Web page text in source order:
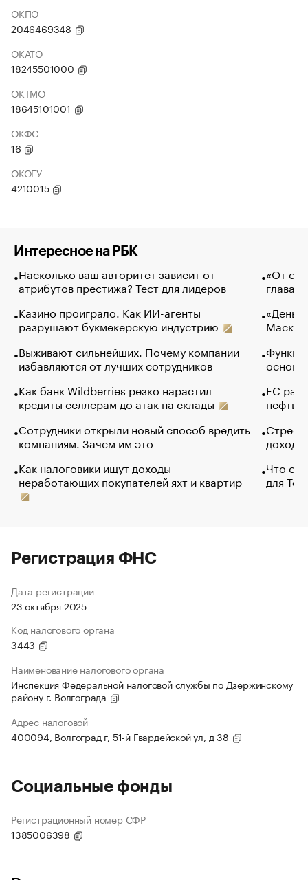
ОКПО
2046469348
ОКАТО
18245501000
ОКТМО
18645101001
ОКФС
16
ОКОГУ
4210015
Интересное на РБК
Насколько ваш авторитет зависит от
атрибутов престижа? Тест для лидеров
Казино проиграло. Как ИИ-агенты
разрушают букмекерскую индустрию
Выживают сильнейших. Почему компании
избавляются от лучших сотрудников
Как банк Wildberries резко нарастил
кредиты селлерам до атак на склады
Сотрудники открыли новый способ вредить
компаниям. Зачем им это
Как налоговики ищут доходы
неработающих покупателей яхт и квартир
«От
глава
Маск в
основ
ЕС
нефти
Что
для
Регистрация ФНС
Дата регистрации
23 октября 2025
Код налогового органа
3443
Наименование налогового органа
Инспекция Федеральной налоговой службы по Дзержинскому
району г. Волгограда
Адрес налоговой
400094, Волгоград г, 51-й Гвардейской ул, д 38
Социальные фонды
Регистрационный номер СФР
1385006398